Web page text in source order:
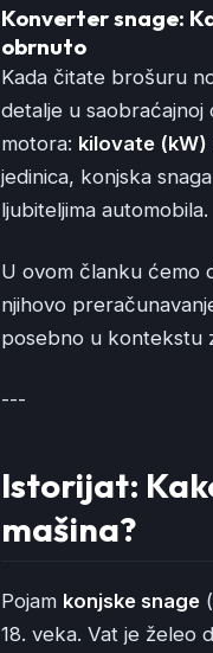
Konverter snage:
obrnuto
Kada čitate brošuru
detalje u
motora: kilovate (kW)
jedinica, konjska
ljubiteljima automobila.
U ovom članku ćemo
njihovo
posebno u kontekstu
---
Istorijat:
mašina?
Pojam konjske snage
18. veka. Vat je želeo